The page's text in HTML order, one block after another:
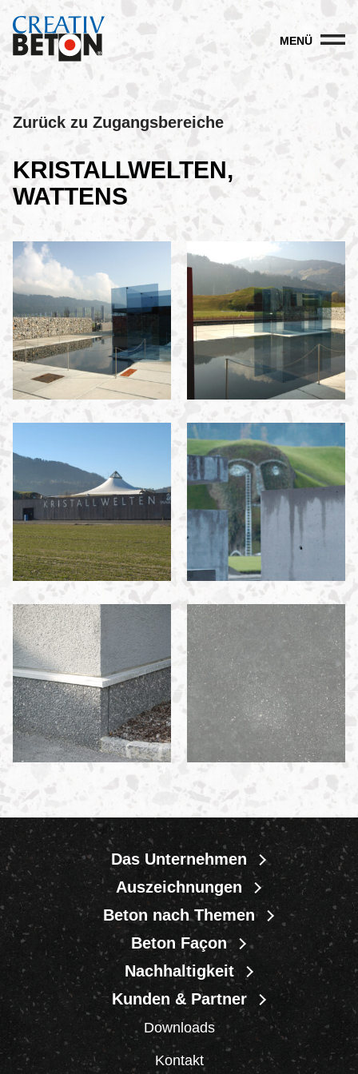
MENÜ
Zurück zu Zugangsbereiche
KRISTALLWELTEN,
WATTENS
Das Unternehmen
Auszeichnungen
Beton nach Themen
Beton Façon
Nachhaltigkeit
Kunden & Partner
Downloads
Kontakt